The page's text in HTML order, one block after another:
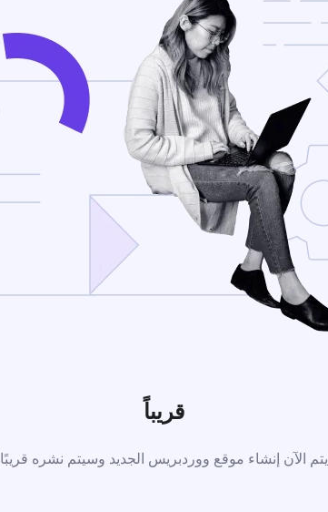
قريباً
يتم الآن إنشاء موقع ووردبريس الجديد وسيتم نشره قريبًا